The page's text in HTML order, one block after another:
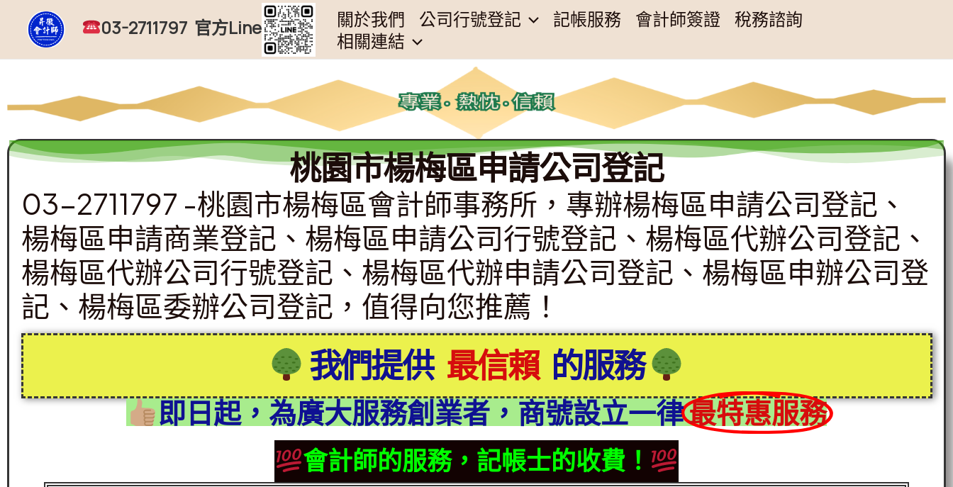
容
03-2711797 官方Line 關於我們 公司行號登記 記帳服務 會計師簽證
稅務諮詢
相關連結
桃園市楊梅區申請公司登記
03-2711797 -桃園市楊梅區會計師事務所，專辦楊梅區申請公司登記、
楊梅區申請商業登記、楊梅區申請公司行號登記、楊梅區代辦公司登記、
楊梅區代辦公司行號登記、楊梅區代辦申請公司登記、楊梅區申辦公司登
記、楊梅區委辦公司登記，值得向您推薦！
我們提供 最
信
賴
的服務
即日起，為廣大服務創業者，商號設立一律最特惠服務
會計師的服務，記帳士的收費！